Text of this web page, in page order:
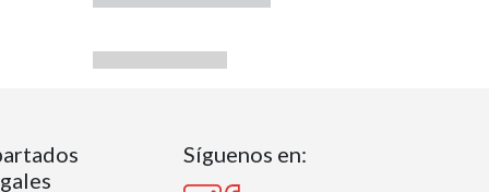
Síguenos en: